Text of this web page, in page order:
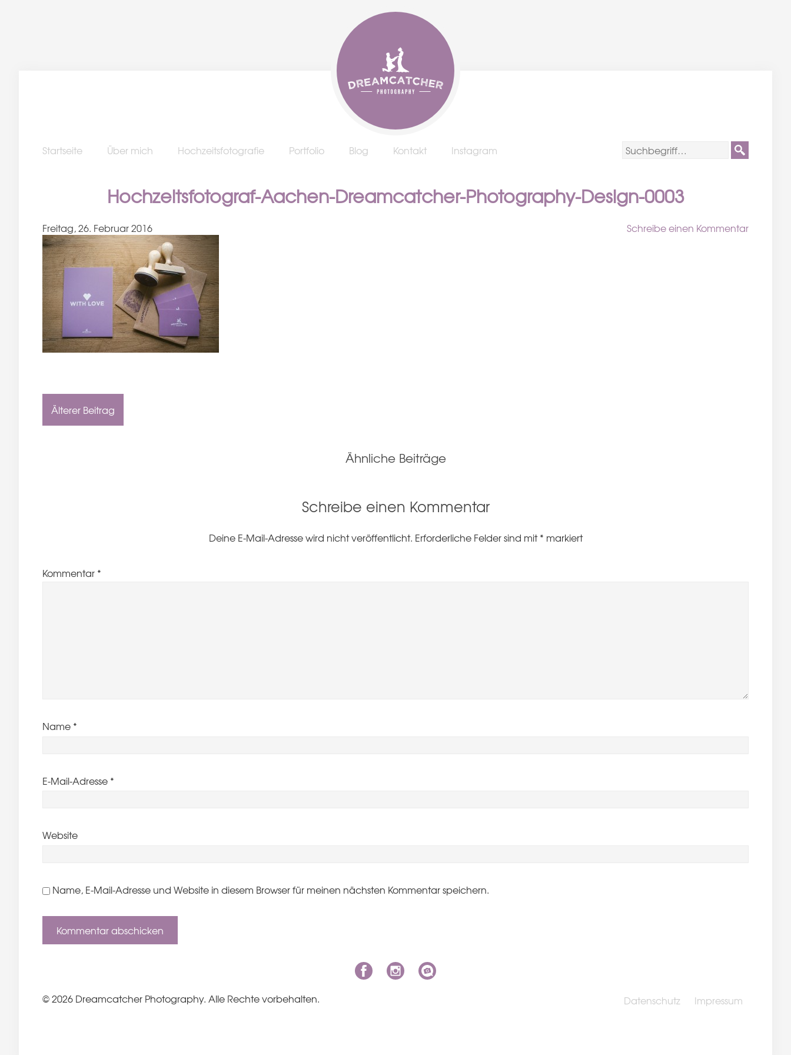
Startseite Über mich Hochzeitsfotografie Portfolio Blog Kontakt Instagram
Hochzeitsfotograf-Aachen-Dreamcatcher-Photography-Design-0003
Freitag, 26. Februar 2016 Schreibe einen Kommentar
Älterer Beitrag
Ähnliche Beiträge
Schreibe einen Kommentar
Deine E-Mail-Adresse wird nicht veröffentlicht. Erforderliche Felder sind mit* markiert
Kommentar *
Name *
E-Mail-Adresse *
Website
Name, E-Mail-Adresse und Website in diesem Browser für meinen nächsten Kommentar speichern.
© 2026 Dreamcatcher Photography. Alle Rechte vorbehalten. Datenschutz Impressum